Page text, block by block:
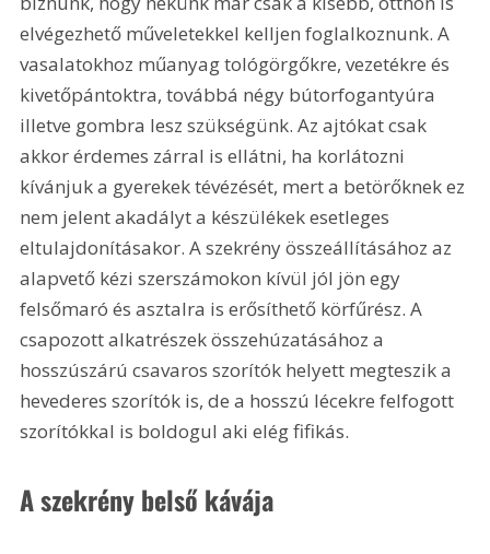
elvégezhető műveletekkel kelljen foglalkoznunk. A
vasalatokhoz műanyag tológörgőkre, vezetékre és
kivetőpántoktra, továbbá négy bútorfogantyúra
illetve gombra lesz szükségünk. Az ajtókat csak
akkor érdemes zárral is ellátni, ha korlátozni
kívánjuk a gyerekek tévézését, mert a betörőknek ez
nem jelent akadályt a készülékek esetleges
eltulajdonításakor. A szekrény összeállításához az
alapvető kézi szerszámokon kívül jól jön egy
felsőmaró és asztalra is erősíthető körfűrész. A
csapozott alkatrészek összehúzatásához a
hosszúszárú csavaros szorítók helyett megteszik a
hevederes szorítók is, de a hosszú lécekre felfogott
szorítókkal is boldogul aki elég fifikás.
A szekrény belső kávája